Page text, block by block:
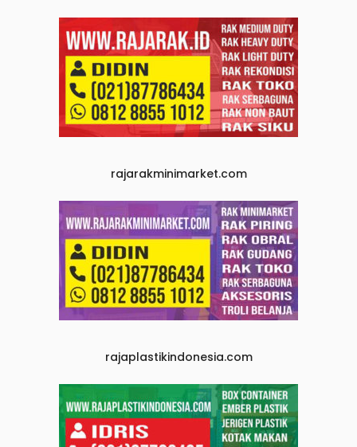
rajarakminimarket.com
rajaplastikindonesia.com